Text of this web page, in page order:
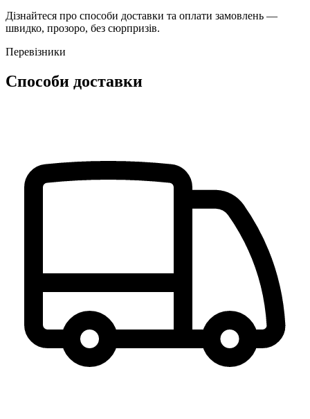
Дізнайтеся про способи доставки та оплати замовлень —
швидко, прозоро, без сюрпризів.
Перевізники
Способи доставки